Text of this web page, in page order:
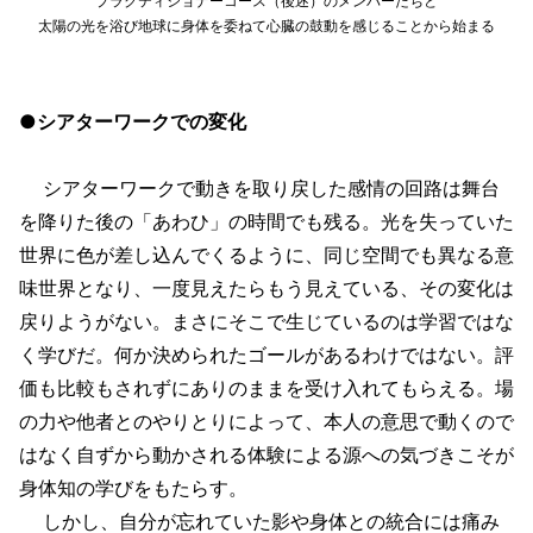
太陽の光を浴び地球に身体を委ねて心臓の鼓動を感じることから始まる
●シアターワークでの変化
シアターワークで動きを取り戻した感情の回路は舞台
を降りた後の「あわひ」の時間でも残る。光を失っていた
世界に色が差し込んでくるように、同じ空間でも異なる意
味世界となり、一度見えたらもう見えている、その変化は
戻りようがない。まさにそこで生じているのは学習ではな
く学びだ。何か決められたゴールがあるわけではない。評
価も比較もされずにありのままを受け入れてもらえる。場
の力や他者とのやりとりによって、本人の意思で動くので
はなく自ずから動かされる体験による源への気づきこそが
身体知の学びをもたらす。
しかし、自分が忘れていた影や身体との統合には痛み